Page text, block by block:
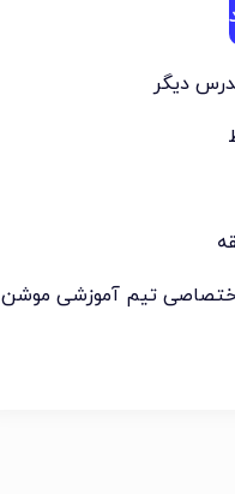
دیگر
تیم آموزشی موشن